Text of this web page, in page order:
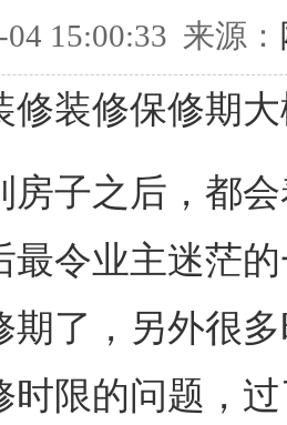
15:00:33 来源：
修装修保修期
房子之后，都
最令业主迷茫
期了，另外很
时限的问题，